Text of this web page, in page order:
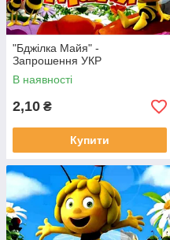
"Бджілка Майя" -
Запрошення УКР
В наявності
2,10 ₴
Купити